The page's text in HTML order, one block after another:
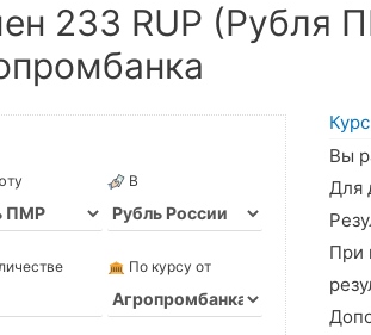
233 RUP (Рубля
В
По курсу от
Вы
Для
При